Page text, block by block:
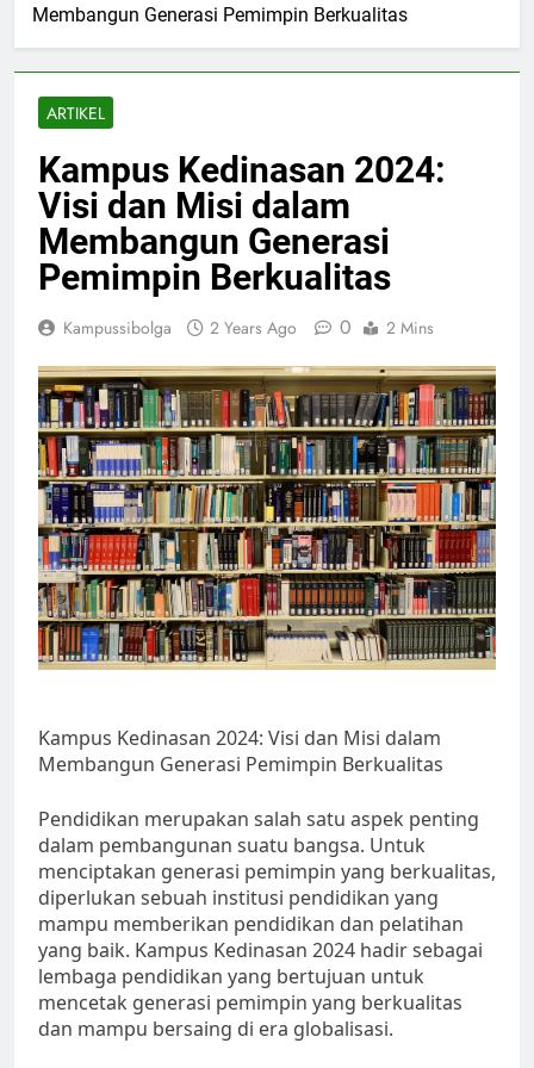
Membangun Generasi Pemimpin Berkualitas
ARTIKEL
Kampus Kedinasan 2024:
Visi dan Misi dalam
Membangun Generasi
Pemimpin Berkualitas
Kampussibolga 2 Years Ago 0 2 Mins
Kampus Kedinasan 2024: Visi dan Misi dalam
Membangun Generasi Pemimpin Berkualitas
Pendidikan merupakan salah satu aspek penting
dalam pembangunan suatu bangsa. Untuk
menciptakan generasi pemimpin yang berkualitas,
diperlukan sebuah institusi pendidikan yang
mampu memberikan pendidikan dan pelatihan
yang baik. Kampus Kedinasan 2024 hadir sebagai
lembaga pendidikan yang bertujuan untuk
mencetak generasi pemimpin yang berkualitas
dan mampu bersaing di era globalisasi.